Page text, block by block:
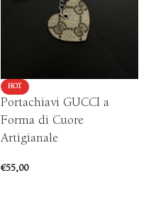
HOT
Portachiavi GUCCI a
Forma di Cuore
Artigianale
€55,00